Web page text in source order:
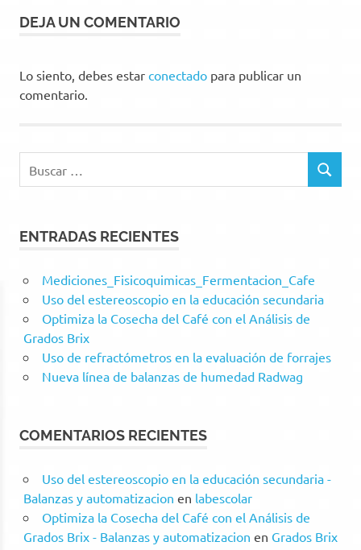
DEJA UN COMENTARIO
Lo siento, debes estar conectado para publicar un
comentario.
BUSCAR
ENTRADAS RECIENTES
Mediciones_Fisicoquimicas_Fermentacion_Cafe
Uso del estereoscopio en la educación secundaria
Optimiza la Cosecha del Café con el Análisis de
Grados Brix
Uso de refractómetros en la evaluación de forrajes
Nueva línea de balanzas de humedad Radwag
COMENTARIOS RECIENTES
Uso del estereoscopio en la educación secundaria -
Balanzas y automatizacion en labescolar
Optimiza la Cosecha del Café con el Análisis de
Grados Brix - Balanzas y automatizacion en Grados Brix